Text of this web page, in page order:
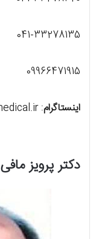
041-33278135
09966471915
اینستاگرام: https://www.instagram.com/8medical.ir
دکتر پرویز مافی